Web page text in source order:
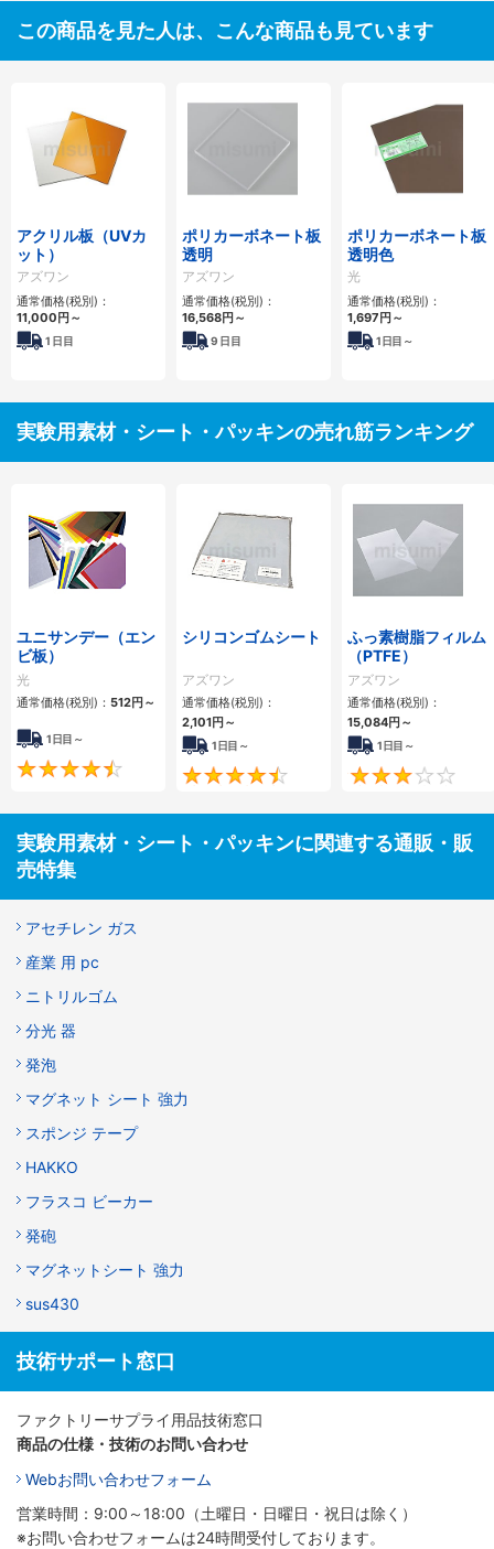
この商品を見た人は、こんな商品も見ています
アクリル板（UVカ
ット）
アズワン
通常価格(税別)：
11,000 円 ～
1 日目
ポリカーボネート板
透明
アズワン
通常価格(税別)：
16,568円 ～
9 日目
ポリカーボネート板
透明色
光
通常価格(税別)：
1,697 円 ～
1日目～
実験用素材・シート・パッキンの売れ筋ランキング
ユニサンデー（エン
ビ板）
光
通常価格(税別)： 512円 ～
1日目～
4.4
シリコンゴムシート
アズワン
通常価格(税別)：
2,101円 ～
1日目～
4.5
ふっ素樹脂フィルム
（PTFE）
アズワン
通常価格(税別)：
15,084円 ～
1日目～
実験用素材・シート・パッキンに関連する通販・販
売特集
アセチレン ガス
産業 用 pc
ニトリルゴム
分光 器
発泡
マグネット シート 強力
スポンジ テープ
HAKKO
フラスコ ビーカー
発砲
マグネットシート 強力
sus430
技術サポート窓口
ファクトリーサプライ用品技術窓口
商品の仕様・技術のお問い合わせ
Webお問い合わせフォーム
営業時間：9:00～18:00（土曜日・日曜日・祝日は除く）
※お問い合わせフォームは24時間受付しております。